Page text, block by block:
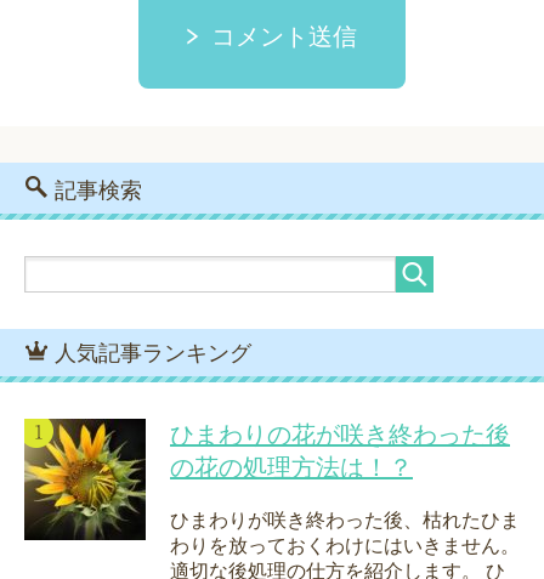
コメント送信
記事検索
人気記事ランキング
ひまわりの花が咲き終わった後
の花の処理方法は！？
ひまわりが咲き終わった後、枯れたひま
わりを放っておくわけにはいきません。
適切な後処理の仕方を紹介します。 ひ